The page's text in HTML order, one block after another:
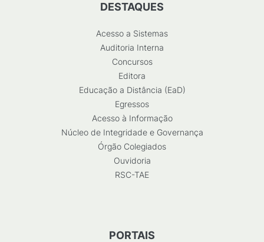
DESTAQUES
Acesso a Sistemas
Auditoria Interna
Concursos
Editora
Educação a Distância (EaD)
Egressos
Acesso à Informação
Núcleo de Integridade e Governança
Órgão Colegiados
Ouvidoria
RSC-TAE
PORTAIS